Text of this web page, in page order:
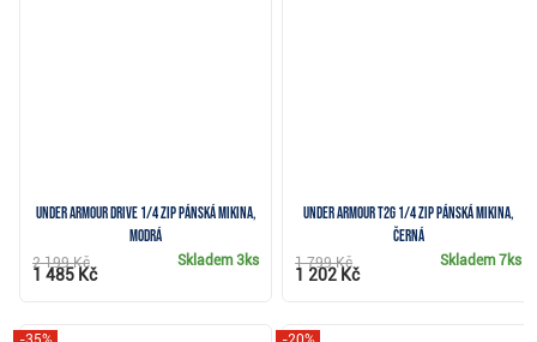
Under Armour Drive 1/4 Zip pánská mikina,
modrá
Skladem3ks
2 199 Kč
1 485 Kč
Under Armour T2G 1/4 Zip pánská mikina,
černá
Skladem7ks
1 799 Kč
1 202 Kč